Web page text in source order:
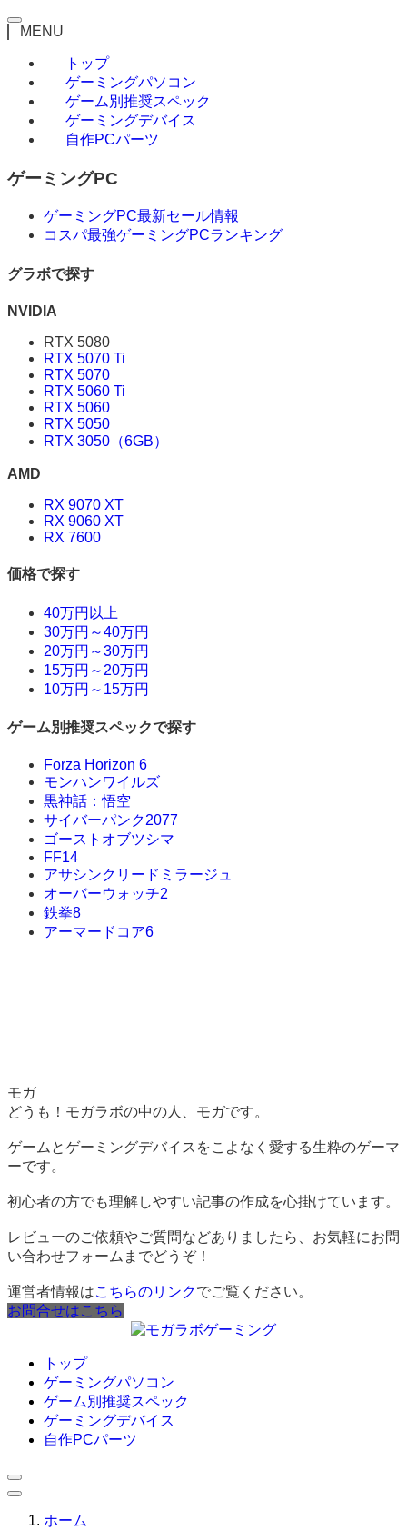
MENU
トップ
ゲーミングパソコン
ゲーム別推奨スペック
ゲーミングデバイス
自作PCパーツ
ゲーミングPC
ゲーミングPC最新セール情報
コスパ最強ゲーミングPCランキング
グラボで探す
NVIDIA
RTX 5080
RTX 5070 Ti
RTX 5070
RTX 5060 Ti
RTX 5060
RTX 5050
RTX 3050（6GB）
AMD
RX 9070 XT
RX 9060 XT
RX 7600
価格で探す
40万円以上
30万円～40万円
20万円～30万円
15万円～20万円
10万円～15万円
ゲーム別推奨スペックで探す
Forza Horizon 6
モンハンワイルズ
黒神話：悟空
サイバーパンク2077
ゴーストオブツシマ
FF14
アサシンクリードミラージュ
オーバーウォッチ2
鉄拳8
アーマードコア6
モガ
どうも！モガラボの中の人、モガです。
ゲームとゲーミングデバイスをこよなく愛する生粋のゲーマ
ーです。
初心者の方でも理解しやすい記事の作成を心掛けています。
レビューのご依頼やご質問などありましたら、お気軽にお問
い合わせフォームまでどうぞ！
運営者情報はこちらのリンクでご覧ください。
お問合せはこちら
トップ
ゲーミングパソコン
ゲーム別推奨スペック
ゲーミングデバイス
自作PCパーツ
ホーム